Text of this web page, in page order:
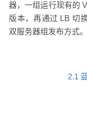
器，一组运行现有的
版本，再通过 LB 切
2.1